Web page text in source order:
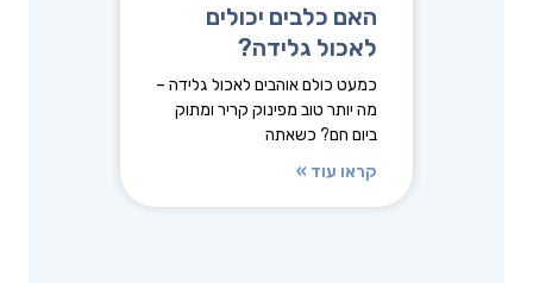
האם כלבים יכולים
לאכול גלידה?
כמעט כולם אוהבים לאכול גלידה –
מה יותר טוב מפינוק קריר ומתוק
ביום חם? כשאתה
קראו עוד »